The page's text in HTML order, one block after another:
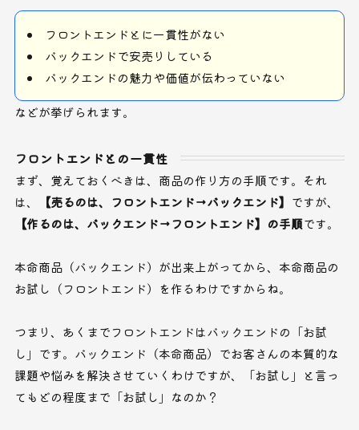
フロントエンドとに一貫性がない
バックエンドで安売りしている
バックエンドの魅力や価値が伝わっていない
などが挙げられます。
フロントエンドとの一貫性
まず、覚えておくべきは、商品の作り方の手順です。それ
は、
【売るのは、フロントエンド→バックエンド】 ですが、
【作るのは、バックエンド→フロントエンド】の手順です。
本命商品（バックエンド）が出来上がってから、本命商品の
お試し（フロントエンド）を作るわけですからね。
つまり、あくまでフロントエンドはバックエンドの「お試
し」です。バックエンド（本命商品）でお客さんの本質的な
課題や悩みを解決させていくわけですが、「お試し」と言っ
てもどの程度まで「お試し」なのか？